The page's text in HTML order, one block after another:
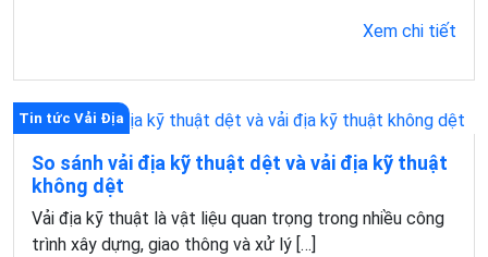
Xem chi tiết
Tin tức Vải Địa
So sánh vải địa kỹ thuật dệt và vải địa kỹ thuật
không dệt
Vải địa kỹ thuật là vật liệu quan trọng trong nhiều công
trình xây dựng, giao thông và xử lý […]